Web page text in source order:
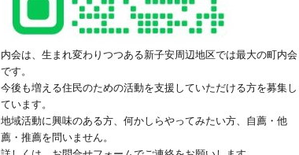
内会は、生まれ変わりつつある新子安周辺地区では最大の町内会
です。
今後も増える住民のための活動を支援していただける方を募集し
ています。
地域活動に興味のある方、何かしらやってみたい方、自薦・他
薦・推薦を問いません。